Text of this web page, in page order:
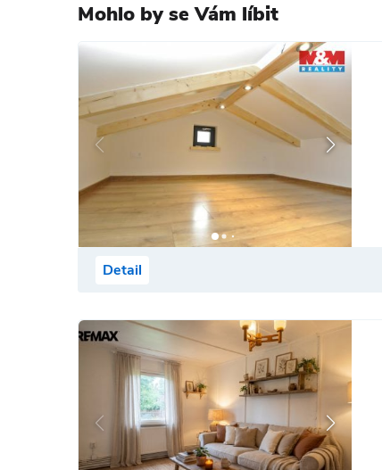
Mohlo by se Vám líbit
Detail